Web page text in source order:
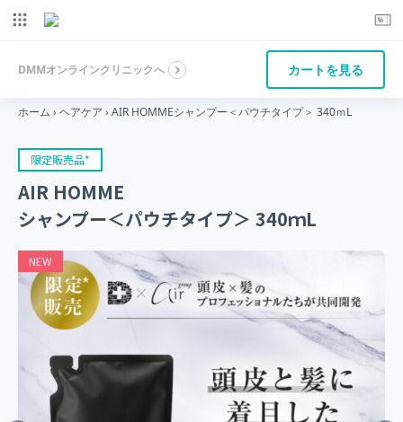
DMMオンラインクリニックへ カートを見る
ホーム › ヘアケア › AIR HOMMEシャンプー＜パウチタイプ＞ 340ｍL
限定販売品*
AIR HOMME
シャンプー＜パウチタイプ＞ 340ｍL
NEW